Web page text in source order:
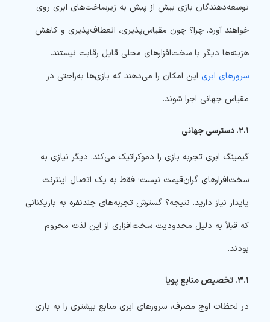
توسعه‌دهندگان بازی بیش از پیش به زیرساخت‌های ابری روی
خواهند آورد. چرا؟ چون مقیاس‌پذیری، انعطاف‌پذیری و کاهش
هزینه‌ها دیگر با سخت‌افزارهای محلی قابل رقابت نیستند.
سرورهای ابری این امکان را می‌دهند که بازی‌ها به‌راحتی در
مقیاس جهانی اجرا شوند.
۲.۱. دسترسی جهانی
گیمینگ ابری تجربه بازی را دموکراتیک می‌کند. دیگر نیازی به
سخت‌افزارهای گران‌قیمت نیست؛ فقط به یک اتصال اینترنت
پایدار نیاز دارید. نتیجه؟ گسترش تجربه‌های چندنفره به بازیکنانی
که قبلاً به دلیل محدودیت سخت‌افزاری از این لذت محروم
بودند.
۳.۱. تخصیص منابع پویا
در لحظات اوج مصرف، سرورهای ابری منابع بیشتری را به بازی